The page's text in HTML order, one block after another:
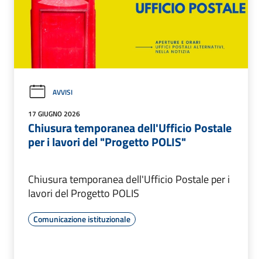
AVVISI
17 GIUGNO 2026
Chiusura temporanea dell'Ufficio Postale
per i lavori del "Progetto POLIS"
Chiusura temporanea dell'Ufficio Postale per i
lavori del Progetto POLIS
Comunicazione istituzionale